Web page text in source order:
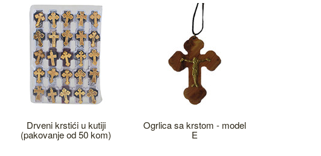
Drveni krstići u kutiji
(pakovanje od 50 kom)
Ogrlica sa krstom - model
E